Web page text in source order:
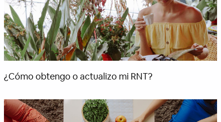
¿Cómo obtengo o actualizo mi RNT?